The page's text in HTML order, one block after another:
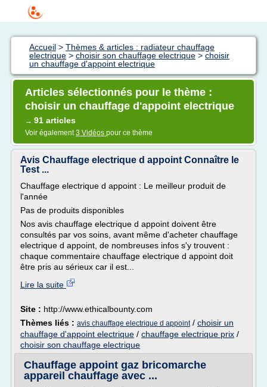
Accueil > Thèmes & articles : radiateur chauffage
electrique > choisir son chauffage electrique > choisir
un chauffage d'appoint electrique
Articles sélectionnés pour le thème :
choisir un chauffage d'appoint electrique
→ 91 articles
Voir également3 Vidéos pour ce thème
Avis Chauffage electrique d appoint Connaître le
Test ...
Chauffage electrique d appoint : Le meilleur produit de
l'année
Pas de produits disponibles
Nos avis chauffage electrique d appoint doivent être
consultés par vos soins, avant même d'acheter chauffage
electrique d appoint, de nombreuses infos s'y trouvent :
chaque commentaire chauffage electrique d appoint doit
être pris au sérieux car il est...
Lire la suite
Site : http://www.ethicalbounty.com
Thèmes liés : avis chauffage electrique d appoint/ choisir un
chauffage d'appoint electrique / chauffage electrique prix /
choisir son chauffage electrique
Chauffage appoint gaz bricomarche
appareil chauffage avec ...